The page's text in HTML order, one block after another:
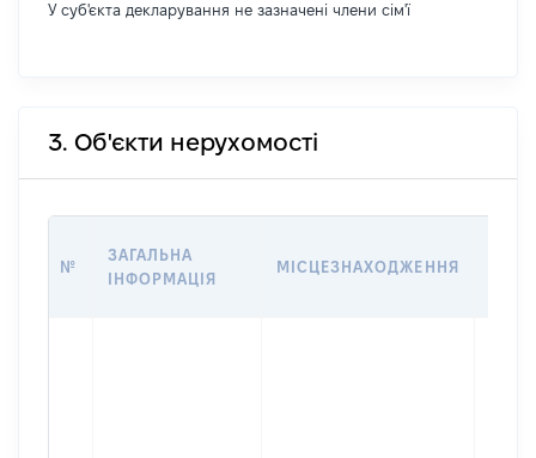
У суб'єкта декларування не зазначені члени сім'ї
3. Об'єкти нерухомості
№
ЗАГАЛЬНА
ІНФОРМАЦІЯ
МІСЦЕЗНАХОДЖЕННЯ